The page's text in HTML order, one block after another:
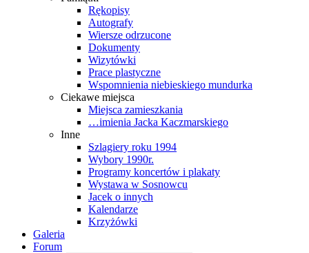
Rękopisy
Autografy
Wiersze odrzucone
Dokumenty
Wizytówki
Prace plastyczne
Wspomnienia niebieskiego mundurka
Ciekawe miejsca
Miejsca zamieszkania
…imienia Jacka Kaczmarskiego
Inne
Szlagiery roku 1994
Wybory 1990r.
Programy koncertów i plakaty
Wystawa w Sosnowcu
Jacek o innych
Kalendarze
Krzyżówki
Galeria
Forum